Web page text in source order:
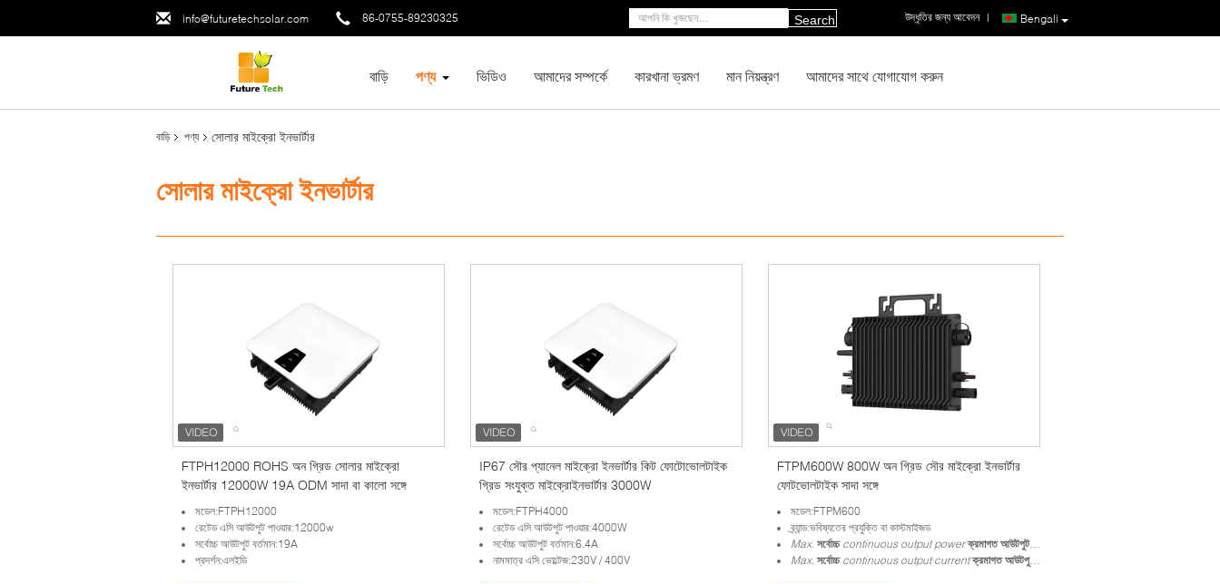
info@futuretechsolar.com 86-0755-89230325 Bengali
উদ্ধৃতির জন্য আবেদন |
Search
বাড়ি পণ্য ভিডিও আমাদের সম্পর্কে কারখানা ভ্রমণ মান নিয়ন্ত্রণ আমাদের সাথে যোগাযোগ করুন
বাড়ি পণ্য সোলার মাইক্রো ইনভার্টার
সোলার মাইক্রো ইনভার্টার
FTPH12000 ROHS অন গ্রিড সোলার মাইক্রো
ইনভার্টার 12000W 19A ODM সাদা বা কালো সঙ্গে
মডেল:FTPH12000
রেটেড এসি আউটপুট পাওয়ার:12000w
সর্বোচ্চ আউটপুট বর্তমান:19A
প্রদর্শন:এলইডি
IP67 সৌর প্যানেল মাইক্রো ইনভার্টার কিট ফোটোভোলটাইক
গ্রিড সংযুক্ত মাইক্রোইনভার্টার 3000W
মডেল:FTPH4000
রেটেড এসি আউটপুট পাওয়ার:4000W
সর্বোচ্চ আউটপুট বর্তমান:6.4A
নামমাত্র এসি ভোল্টেজ:230V / 400V
FTPM600W 800W অন গ্রিড সৌর মাইক্রো ইনভার্টার
ফোটভোলটাইক সাদা সঙ্গে
মডেল:FTPM600
ব্র্যান্ড:ভবিষ্যতের প্রযুক্তি বা কাস্টমাইজড
Max. সর্বোচ্চ continuous output power ক্রমাগত আউটপুট শক্তি
Max. সর্বোচ্চ continuous output current ক্রমাগত আউটপুট বর্তমান